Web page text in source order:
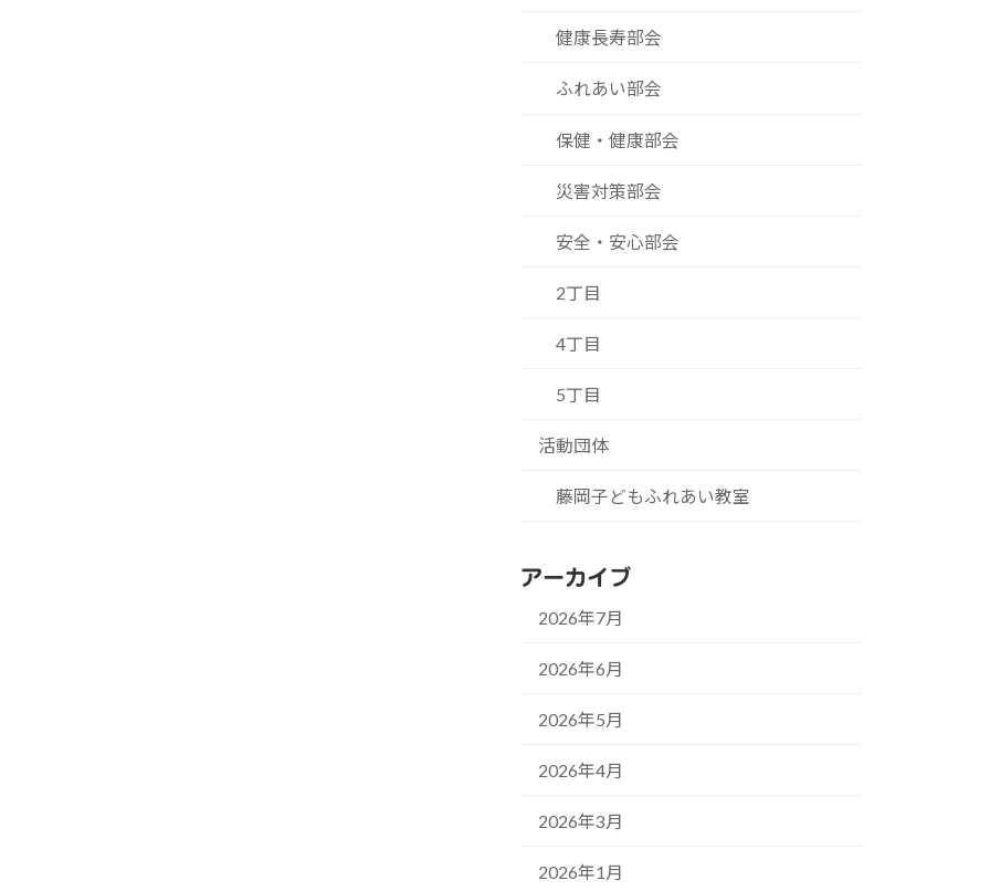
健康長寿部会
ふれあい部会
保健・健康部会
災害対策部会
安全・安心部会
2丁目
4丁目
5丁目
活動団体
藤岡子どもふれあい教室
アーカイブ
2026年7月
2026年6月
2026年5月
2026年4月
2026年3月
2026年1月